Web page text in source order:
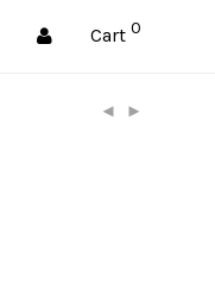
Cart 0